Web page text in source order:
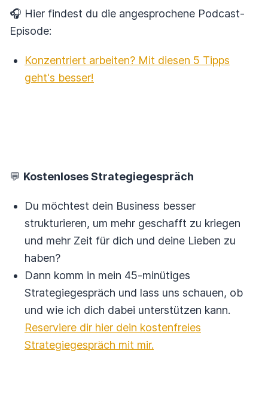
🎧 Hier findest du die angesprochene Podcast-
Episode:
Konzentriert arbeiten? Mit diesen 5 Tipps
geht's besser!
💬 Kostenloses Strategiegespräch
Du möchtest dein Business besser
strukturieren, um mehr geschafft zu kriegen
und mehr Zeit für dich und deine Lieben zu
haben?
Dann komm in mein 45-minütiges
Strategiegespräch und lass uns schauen, ob
und wie ich dich dabei unterstützen kann.
Reserviere dir hier dein kostenfreies
Strategiegespräch mit mir.